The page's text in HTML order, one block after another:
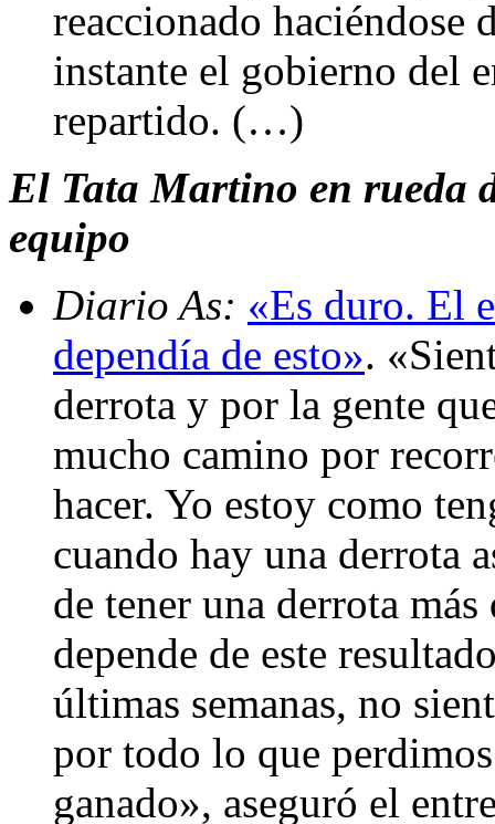
reaccionado haciéndose
instante el gobierno del
repartido. (…)
El Tata Martino en rueda
equipo
Diario As: «Es duro. El
dependía de esto».
derrota y por la gente
mucho camino por
hacer. Yo estoy como
cuando hay una derrota
de tener una derrota
depende de este
últimas semanas, no
por todo lo que
ganado», aseguró el